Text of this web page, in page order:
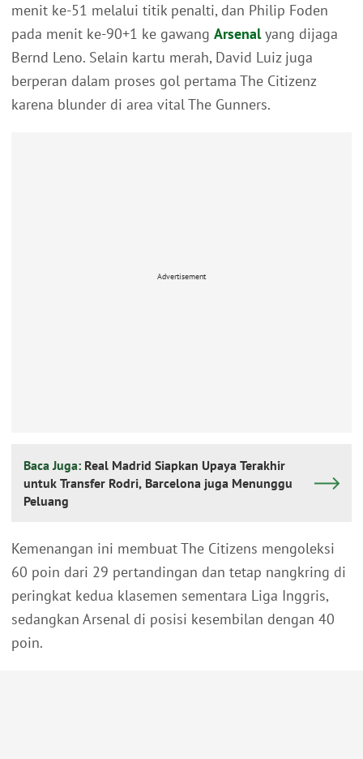
menit ke-51 melalui titik penalti, dan Philip Foden
pada menit ke-90+1 ke gawang Arsenalyang dijaga
Bernd Leno. Selain kartu merah, David Luiz juga
berperan dalam proses gol pertama The Citizenz
karena blunder di area vital The Gunners.
Advertisement
Baca Juga: Real Madrid Siapkan Upaya Terakhir
untuk Transfer Rodri, Barcelona juga Menunggu
Peluang
Kemenangan ini membuat The Citizens mengoleksi
60 poin dari 29 pertandingan dan tetap nangkring di
peringkat kedua klasemen sementara Liga Inggris,
sedangkan Arsenal di posisi kesembilan dengan 40
poin.